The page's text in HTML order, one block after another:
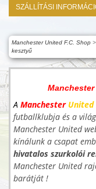
SZÁLLÍTÁSI
Manchester United F.C. Shop >
kesztyű
Manchester
A ManchesterUnited
futballklubja és a
Manchester United
kínálunk a csapat
hivatalos szurkolói
Manchester United
barátját !